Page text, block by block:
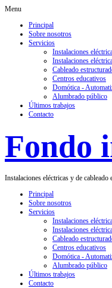
Menu
Principal
Sobre nosotros
Servicios
Instalaciones
Instalaciones
Cableado
Centros educativos
Domótica -
Alumbrado público
Últimos trabajos
Contacto
Fondo
Instalaciones eléctricas y de cableado
Principal
Sobre nosotros
Servicios
Instalaciones
Instalaciones
Cableado
Centros educativos
Domótica -
Alumbrado público
Últimos trabajos
Contacto